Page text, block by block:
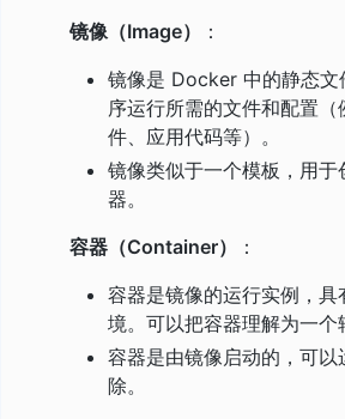
镜像（Image）
：
镜像是 Docker 中的静态文
序运行所需的文件和配置
件、应用代码等）。
镜像类似于一个模板，用
器。
容器（Container）
：
容器是镜像的运行实例，具
境。可以把容器理解为一个
容器是由镜像启动的，可以
除。